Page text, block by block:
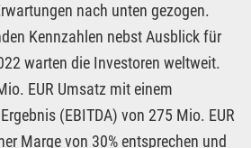
nach unten gezogen.
Kennzahlen nebst Ausblick für
warten die Investoren weltweit.
EUR Umsatz mit einem
(EBITDA) von 275 Mio. EUR
Marge von 30% entsprechen und